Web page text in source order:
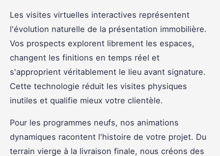
Les visites virtuelles interactives représentent
l'évolution naturelle de la présentation immobilière.
Vos prospects explorent librement les espaces,
changent les finitions en temps réel et
s'approprient véritablement le lieu avant signature.
Cette technologie réduit les visites physiques
inutiles et qualifie mieux votre clientèle.
Pour les programmes neufs, nos animations
dynamiques racontent l'histoire de votre projet. Du
terrain vierge à la livraison finale, nous créons des